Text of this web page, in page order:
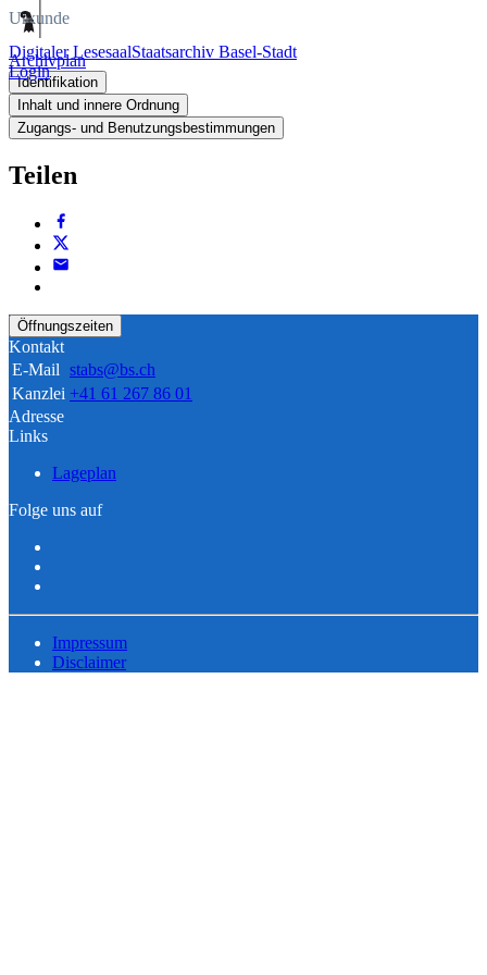
Digitaler LesesaalStaatsarchiv Basel-Stadt
Login
Urkunde
Archivplan
Identifikation
Inhalt und innere Ordnung
Zugangs- und Benutzungsbestimmungen
Teilen
Öffnungszeiten
Kontakt
E-Mail stabs@bs.ch
Kanzlei +41 61 267 86 01
Adresse
Links
Lageplan
Folge uns auf
Impressum
Disclaimer